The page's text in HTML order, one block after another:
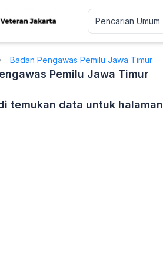
Badan Pengawas Pemilu Jawa Timur
Pemilu Jawa Timur
temukan data untuk